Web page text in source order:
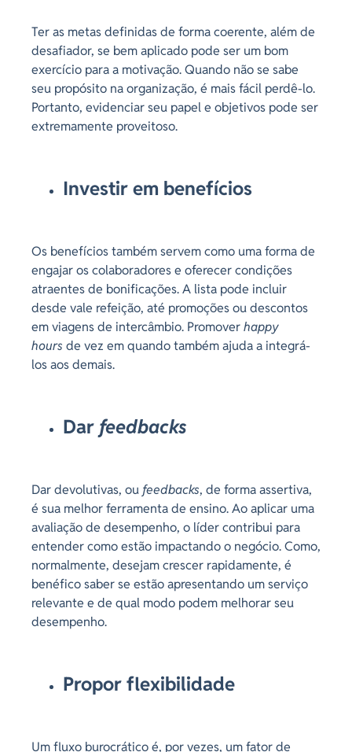
Ter as metas definidas de forma coerente, além de
desafiador, se bem aplicado pode ser um bom
exercício para a motivação. Quando não se sabe
seu propósito na organização, é mais fácil perdê-lo.
Portanto, evidenciar seu papel e objetivos pode ser
extremamente proveitoso.
Investir em benefícios
Os benefícios também servem como uma forma de
engajar os colaboradores e oferecer condições
atraentes de bonificações. A lista pode incluir
desde vale refeição, até promoções ou descontos
em viagens de intercâmbio. Promoverhappy
hours de vez em quando também ajuda a integrá-
los aos demais.
Dar feedbacks
Dar devolutivas, ou feedbacks, de forma assertiva,
é sua melhor ferramenta de ensino. Ao aplicar uma
avaliação de desempenho, o líder contribui para
entender como estão impactando o negócio. Como,
normalmente, desejam crescer rapidamente, é
benéfico saber se estão apresentando um serviço
relevante e de qual modo podem melhorar seu
desempenho.
Propor flexibilidade
Um fluxo burocrático é, por vezes, um fator de